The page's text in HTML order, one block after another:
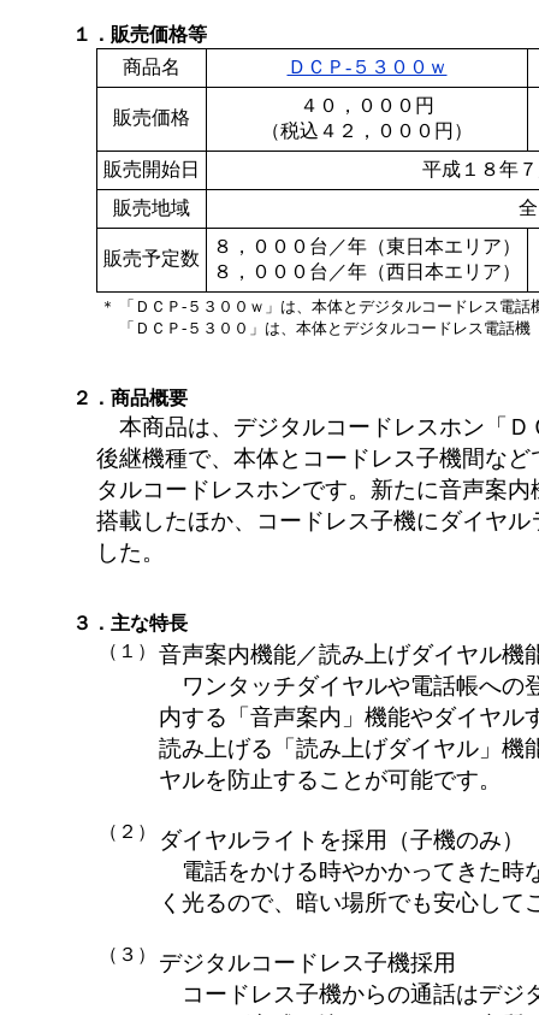
１．販売価格等
商品名
ＤＣＰ‐５３００ｗ
販売価格
４０，０００円
（税込４２，０００円）
販売開始日
平成１８年
販売地域
販売予定数
８，０００台／年（東日本エリア）
８，０００台／年（西日本エリア）
＊
「ＤＣＰ-５３００ｗ」は、本体とデジタルコードレス電
「ＤＣＰ-５３００」は、本体とデジタルコードレス電話
２．商品概要
本商品は、デジタルコードレスホン「Ｄ
後継機種で、本体とコードレス子機間な
タルコードレスホンです。新たに音声案
搭載したほか、コードレス子機にダイヤ
した。
３．主な特長
（１）
音声案内機能／読み上げダイヤル機
ワンタッチダイヤルや電話帳への
内する「音声案内」機能やダイヤル
読み上げる「読み上げダイヤル」機
ヤルを防止することが可能です。
（２）
ダイヤルライトを採用（子機のみ）
電話をかける時やかかってきた時
く光るので、暗い場所でも安心して
（３）
デジタルコードレス子機採用
コードレス子機からの通話はデジ